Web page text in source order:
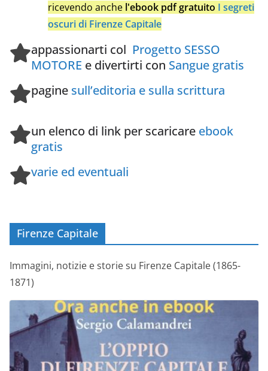
ricevendo anche l'ebook pdf gratuito I segreti
oscuri di Firenze Capitale
appassionarti col Progetto SESSO
MOTORE e divertirti con Sangue gratis
pagine sull’editoria e sulla scrittura
un elenco di link per scaricare ebook
gratis
varie ed eventuali
Firenze Capitale
Immagini, notizie e storie su Firenze Capitale (1865-
1871)